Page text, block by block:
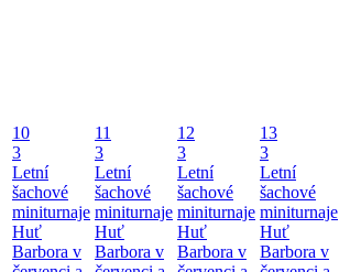
10
3
Letní
šachové
miniturnaje
Huť
Barbora v
11
3
Letní
šachové
miniturnaje
Huť
Barbora v
12
3
Letní
šachové
miniturnaje
Huť
Barbora v
13
3
Letní
šachové
miniturnaje
Huť
Barbora v